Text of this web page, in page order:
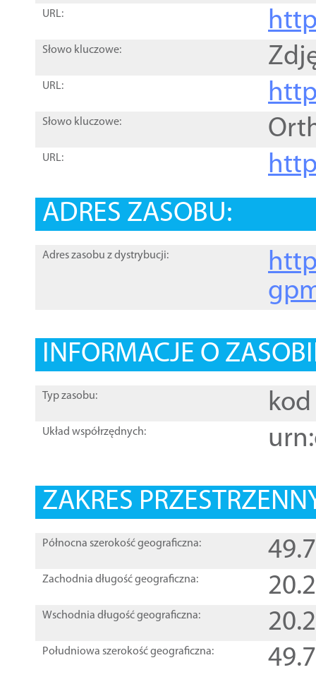
URL:
Słowo kluczowe:
URL:
Słowo kluczowe:
URL:
ADRES ZASOBU:
Adres zasobu z dystrybucji:
INFORMACJE O
Typ zasobu: kod
Układ współrzędnych:
ZAKRES
Północna szerokość geograficzna:
Zachodnia długość geograficzna:
Wschodnia długość geograficzna:
Południowa szerokość geograficzna: